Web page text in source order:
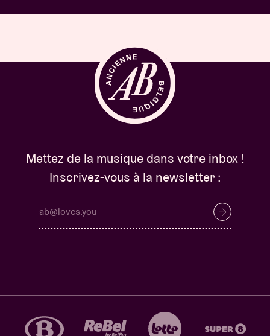
Mettez de la musique dans votre inbox !
Inscrivez-vous à la newsletter :